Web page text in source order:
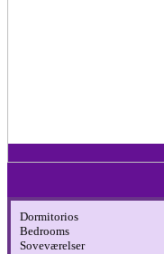
Dormitorios
Bedrooms
Soveværelser